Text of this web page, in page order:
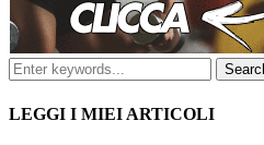
LEGGI I MIEI ARTICOLI